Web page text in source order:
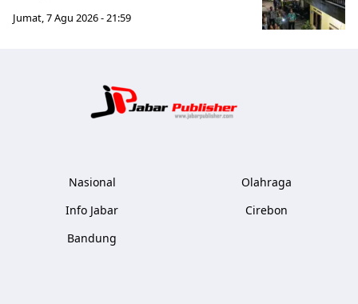
Jumat, 7 Agu 2026 - 21:59
Nasional
Info Jabar
Bandung
Olahraga
Cirebon